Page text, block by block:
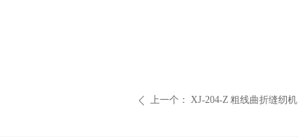
ꄴ 上一个： XJ-204-Z 粗线曲折缝纫机